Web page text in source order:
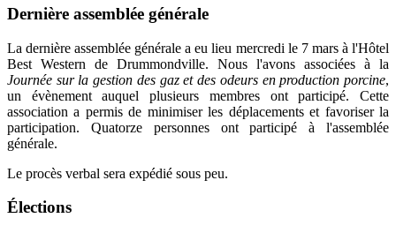
Dernière assemblée générale
La dernière assemblée générale a eu lieu mercredi le 7 mars à l'Hôtel
Best Western de Drummondville. Nous l'avons associées à la
Journée sur la gestion des gaz et des odeurs en production porcine,
un évènement auquel plusieurs membres ont participé. Cette
association a permis de minimiser les déplacements et favoriser la
participation. Quatorze personnes ont participé à l'assemblée
générale.
Le procès verbal sera expédié sous peu.
Élections